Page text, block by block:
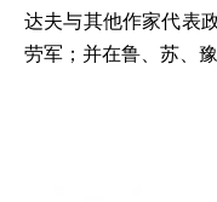
达夫与其他作家代表
劳军；并在鲁、苏、